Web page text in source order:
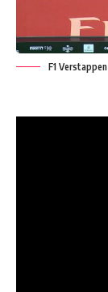
F1 Verstappen